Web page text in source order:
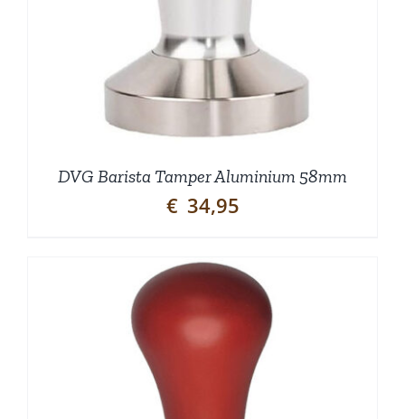
DVG Barista Tamper Aluminium 58mm
€ 34,95